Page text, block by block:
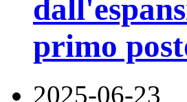
primo
2025-06-23